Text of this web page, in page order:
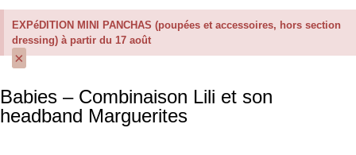
EXPéDITION MINI PANCHAS (poupées et accessoires, hors section
dressing) à partir du 17 août
×
Babies – Combinaison Lili et son
headband Marguerites